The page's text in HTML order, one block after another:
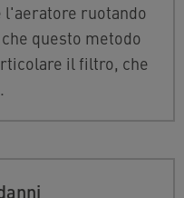
ruotando
questo metodo
il filtro, che